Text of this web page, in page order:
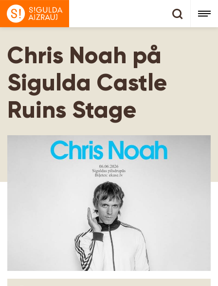
Chris Noah på
Sigulda Castle
Ruins Stage